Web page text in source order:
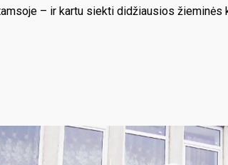
– ir kartu siekti didžiausios žieminės